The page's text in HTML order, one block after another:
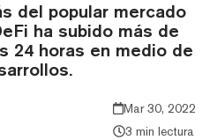
del popular mercado
ha subido más de
24 horas en medio de
Mar 30, 2022
3 min lectura